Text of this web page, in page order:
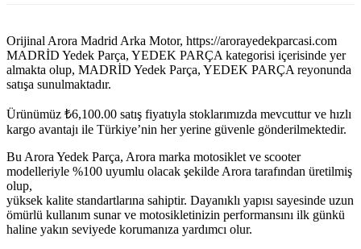
Orijinal Arora Madrid Arka Motor, https://arorayedekparcasi.com
MADRİD Yedek Parça, YEDEK PARÇA kategorisi içerisinde yer
almakta olup, MADRİD Yedek Parça, YEDEK PARÇA reyonunda
satışa sunulmaktadır.
Ürünümüz ₺6,100.00 satış fiyatıyla stoklarımızda mevcuttur ve hızlı
kargo avantajı ile Türkiye’nin her yerine güvenle gönderilmektedir.
Bu Arora Yedek Parça, Arora marka motosiklet ve scooter
modelleriyle %100 uyumlu olacak şekilde Arora tarafından üretilmiş
olup,
yüksek kalite standartlarına sahiptir. Dayanıklı yapısı sayesinde uzun
ömürlü kullanım sunar ve motosikletinizin performansını ilk günkü
haline yakın seviyede korumanıza yardımcı olur.